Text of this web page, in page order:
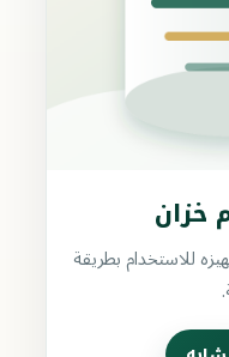
خزان
للاستخدام بطريقة